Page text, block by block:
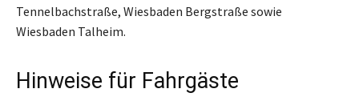
Tennelbachstraße, Wiesbaden Bergstraße sowie
Wiesbaden Talheim.
Hinweise für Fahrgäste